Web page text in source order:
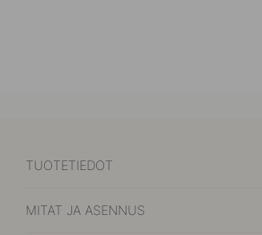
TUOTETIEDOT
MITAT JA ASENNUS